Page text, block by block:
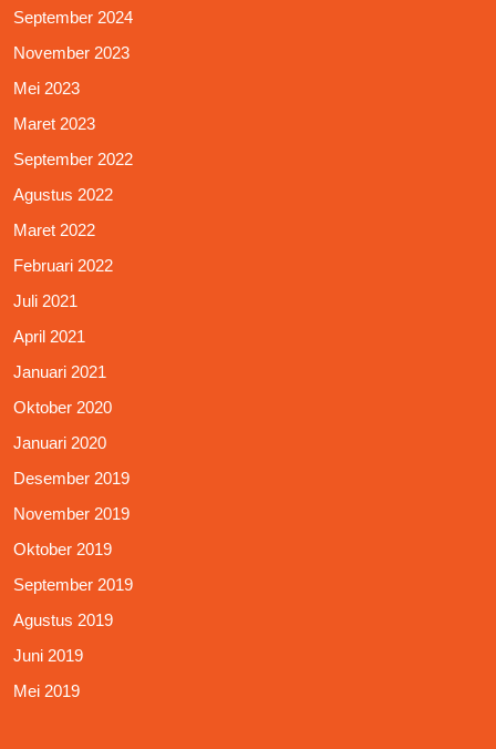
September 2024
November 2023
Mei 2023
Maret 2023
September 2022
Agustus 2022
Maret 2022
Februari 2022
Juli 2021
April 2021
Januari 2021
Oktober 2020
Januari 2020
Desember 2019
November 2019
Oktober 2019
September 2019
Agustus 2019
Juni 2019
Mei 2019